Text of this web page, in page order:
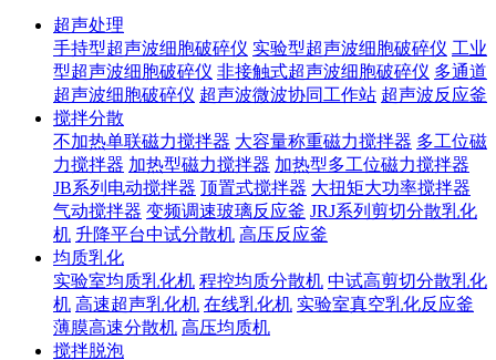
超声处理
手持型超声波细胞破碎仪 实验型超声波细胞破碎仪 工业
型超声波细胞破碎仪 非接触式超声波细胞破碎仪 多通道
超声波细胞破碎仪 超声波微波协同工作站 超声波反应釜
搅拌分散
不加热单联磁力搅拌器 大容量称重磁力搅拌器 多工位磁
力搅拌器 加热型磁力搅拌器 加热型多工位磁力搅拌器
JB系列电动搅拌器 顶置式搅拌器 大扭矩大功率搅拌器
气动搅拌器 变频调速玻璃反应釜 JRJ系列剪切分散乳化
机 升降平台中试分散机 高压反应釜
均质乳化
实验室均质乳化机 程控均质分散机 中试高剪切分散乳化
机 高速超声乳化机 在线乳化机 实验室真空乳化反应釜
薄膜高速分散机 高压均质机
搅拌脱泡